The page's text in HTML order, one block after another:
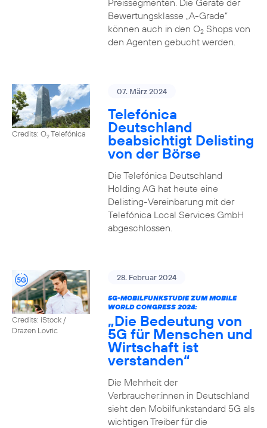
Preissegmenten. Die Geräte der
Bewertungsklasse „A-Grade“
können auch in den O2Shops von
den Agenten gebucht werden.
Credits: O2Telefónica
07. März 2024
Telefónica
Deutschland
beabsichtigt Delisting
von der Börse
Die Telefónica Deutschland
Holding AG hat heute eine
Delisting-Vereinbarung mit der
Telefónica Local Services GmbH
abgeschlossen.
Credits: iStock /
Drazen Lovric
28. Februar 2024
5G-MOBILFUNKSTUDIE ZUM MOBILE
WORLD CONGRESS 2024:
„Die Bedeutung von
5G für Menschen und
Wirtschaft ist
verstanden“
Die Mehrheit der
Verbraucher:innen in Deutschland
sieht den Mobilfunkstandard 5G als
wichtigen Treiber für die